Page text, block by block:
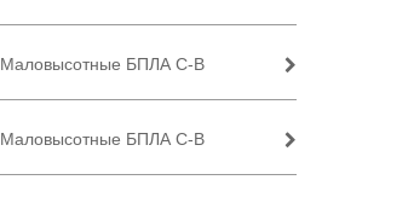
Маловысотные БПЛА C-B
Маловысотные БПЛА C-B